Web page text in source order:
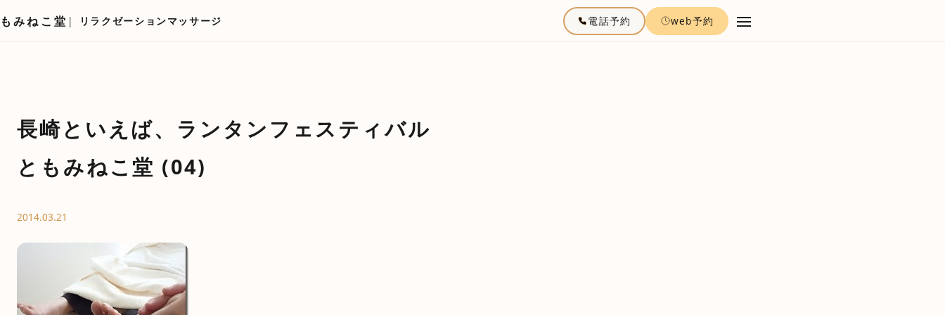
もみねこ堂 リラクゼーションマッサージ 電話予約 web予約
長崎といえば、ランタンフェスティバル
ともみねこ堂 (04)
2014.03.21